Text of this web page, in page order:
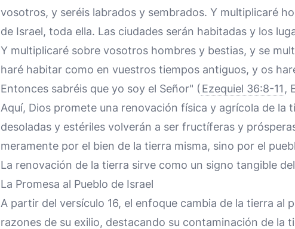
vosotros, y seréis labrados y sembrados. Y multiplicaré
de Israel, toda ella. Las ciudades serán habitadas y los
Y multiplicaré sobre vosotros hombres y bestias, y se
haré habitar como en vuestros tiempos antiguos, y os
Entonces sabréis que yo soy el Señor" ( Ezequiel 36:8-11 ,
Aquí, Dios promete una renovación física y agrícola de la
desoladas y estériles volverán a ser fructíferas y
meramente por el bien de la tierra misma, sino por el
La renovación de la tierra sirve como un signo tangible
La Promesa al Pueblo de Israel
A partir del versículo 16, el enfoque cambia de la tierra al
razones de su exilio, destacando su contaminación de la